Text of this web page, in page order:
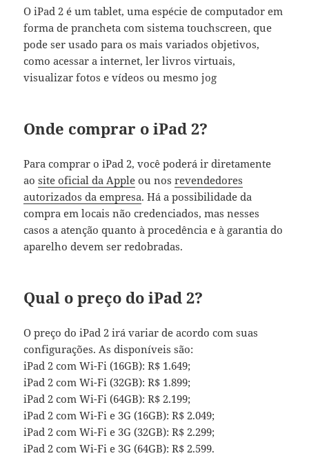
O iPad 2 é um tablet, uma espécie de computador em
forma de prancheta com sistema touchscreen, que
pode ser usado para os mais variados objetivos,
como acessar a internet, ler livros virtuais,
visualizar fotos e vídeos ou mesmo jog
Onde comprar o iPad 2?
Para comprar o iPad 2, você poderá ir diretamente
aosite oficial da Apple ou nosrevendedores
autorizados da empresa. Há a possibilidade da
compra em locais não credenciados, mas nesses
casos a atenção quanto à procedência e à garantia do
aparelho devem ser redobradas.
Qual o preço do iPad 2?
O preço do iPad 2 irá variar de acordo com suas
configurações. As disponíveis são:
iPad 2 com Wi-Fi (16GB): R$ 1.649;
iPad 2 com Wi-Fi (32GB): R$ 1.899;
iPad 2 com Wi-Fi (64GB): R$ 2.199;
iPad 2 com Wi-Fi e 3G (16GB): R$ 2.049;
iPad 2 com Wi-Fi e 3G (32GB): R$ 2.299;
iPad 2 com Wi-Fi e 3G (64GB): R$ 2.599.